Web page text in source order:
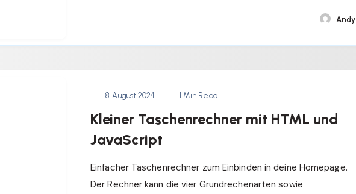
Andy
8. August 2024 1 Min Read
Kleiner Taschenrechner mit HTML und
JavaScript
Einfacher Taschenrechner zum Einbinden in deine Homepage.
Der Rechner kann die vier Grundrechenarten sowie